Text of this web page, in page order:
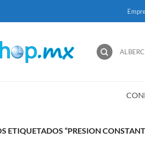
ETIQUETADOS “PRESION